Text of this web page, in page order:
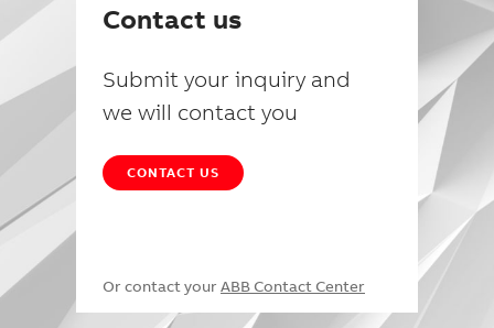
Contact us
Submit your inquiry and
we will contact you
CONTACT US
Or contact your ABB Contact Center